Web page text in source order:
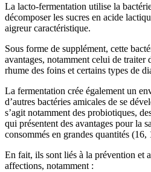
La lacto-fermentation utilise la
décomposer les sucres en acide
aigreur caractéristique.
Sous forme de supplément, cette
avantages, notamment celui de traiter
rhume des foins et certains types de
La fermentation crée également un
d’autres bactéries amicales de se
s’agit notamment des probiotiques,
qui présentent des avantages pour la
consommés en grandes quantités (16,
En fait, ils sont liés à la prévention et
affections, notamment :